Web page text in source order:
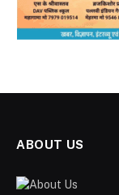
ABOUT US